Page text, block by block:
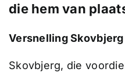
die hem van
Versnelling Skovbjerg
Skovbjerg, die